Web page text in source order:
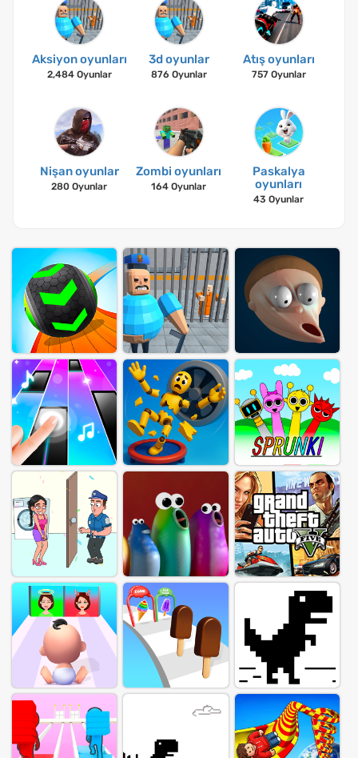
Aksiyon oyunları
2,484 Oyunlar
3d oyunlar
876 Oyunlar
Atış oyunları
757 Oyunlar
Nişan oyunlar
280 Oyunlar
Zombi oyunları
164 Oyunlar
Paskalya
oyunları
43 Oyunlar